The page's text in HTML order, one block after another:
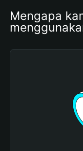
Mengapa